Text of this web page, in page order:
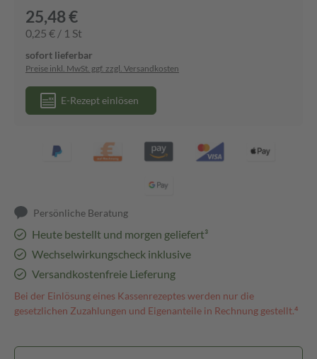
25,48 €
0,25 € / 1 St
sofort lieferbar
Preise inkl. MwSt. ggf. zzgl. Versandkosten
E-Rezept einlösen
Persönliche Beratung
Heute bestellt und morgen geliefert³
Wechselwirkungscheck inklusive
Versandkostenfreie Lieferung
Bei der Einlösung eines Kassenrezeptes werden nur die
gesetzlichen Zuzahlungen und Eigenanteile in Rechnung gestellt.⁴